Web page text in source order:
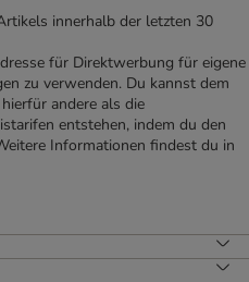
innerhalb der letzten 30
für Direktwerbung für eigene
zu verwenden. Du kannst dem
andere als die
entstehen, indem du den
Informationen findest du in